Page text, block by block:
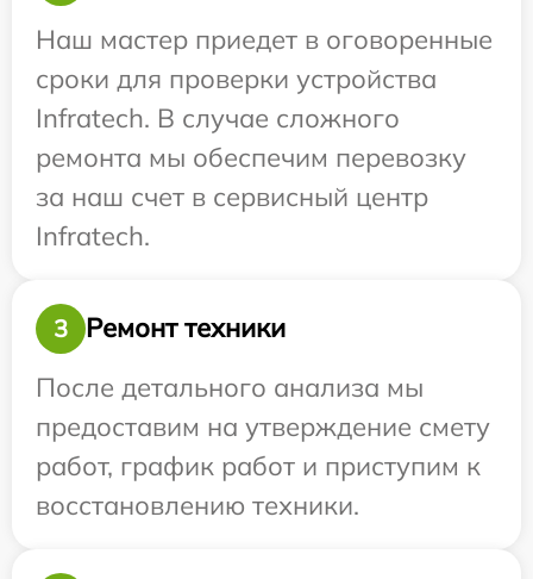
Наш мастер приедет в оговоренные
сроки для проверки устройства
Infratech. В случае сложного
ремонта мы обеспечим перевозку
за наш счет в сервисный центр
Infratech.
3
Ремонт техники
После детального анализа мы
предоставим на утверждение смету
работ, график работ и приступим к
восстановлению техники.